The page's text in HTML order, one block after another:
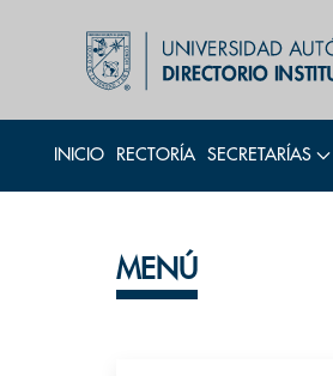
INICIO RECTORÍA SECRETARÍAS
MENÚ